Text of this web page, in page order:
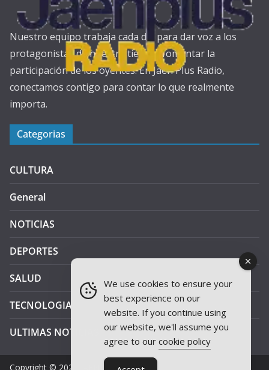
Nuestro equipo trabaja cada día para dar voz a los
protagonistas de nuestra tierra y fomentar la
participación de los oyentes. En Jaén Plus Radio,
conectamos contigo para contar lo que realmente
importa.
Categorias
CULTURA
General
NOTICIAS
DEPORTES
SALUD
TECNOLOGIA
ULTIMAS NOTICIAS
Copyright © 2026 JAEN PLUS RADIO
We use cookies to ensure your
best experience on our
website. If you continue using
our website, we'll assume you
agree to our cookie policy